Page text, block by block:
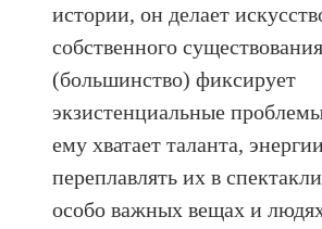
истории, он делает
собственного
(большинство) фиксирует
экзистенциальные
ему хватает таланта,
переплавлять их в
особо важных вещах и